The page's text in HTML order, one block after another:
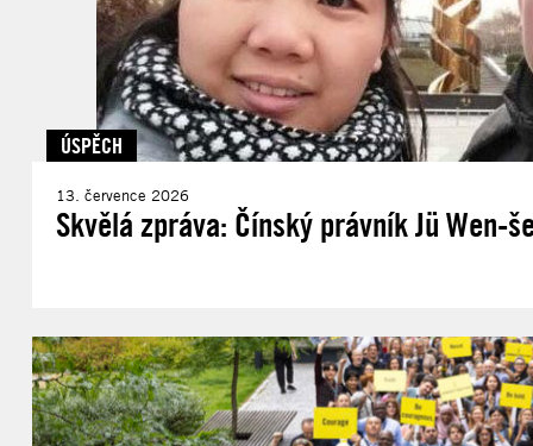
ÚSPĚCH
13. července 2026
Skvělá zpráva: Čínský právník Jü Wen-